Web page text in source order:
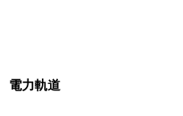
電力軌道